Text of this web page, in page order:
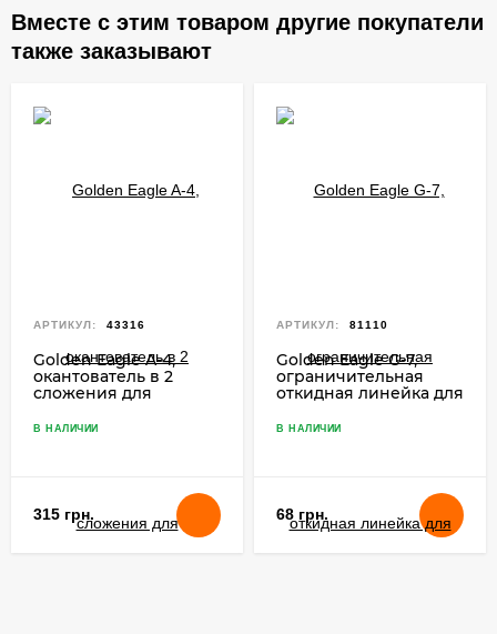
Вместе с этим товаром другие покупатели
также заказывают
АРТИКУЛ: 43316
Golden Eagle A-4,
окантователь в 2
сложения для
швейных машин
В НАЛИЧИИ
315 грн.
АРТИКУЛ: 81110
Golden Eagle G-7,
ограничительная
откидная линейка для
В НАЛИЧИИ
68 грн.